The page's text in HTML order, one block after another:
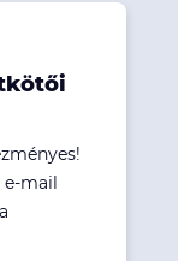
e-mail